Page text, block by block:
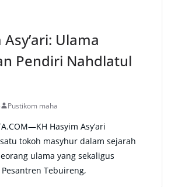
Ulama
Pendiri Nahdlatul
Pustikom maha
Hasyim Asy’ari
tokoh masyhur dalam sejarah
ulama yang sekaligus
Tebuireng,